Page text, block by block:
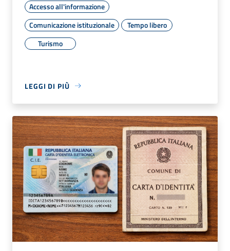
Accesso all'informazione
Comunicazione istituzionale
Tempo libero
Turismo
LEGGI DI PIÙ